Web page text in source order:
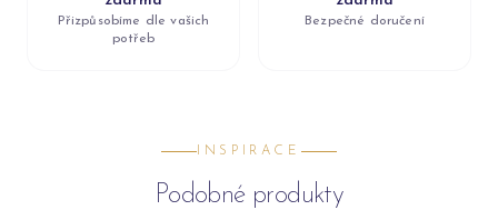
Přizpůsobíme dle vašich
potřeb
Bezpečné doručení
INSPIRACE
Podobné produkty